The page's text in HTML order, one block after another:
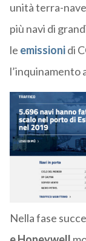
unità terra-
più navi di
le emissionidi
l’inquinamento
Nella fase